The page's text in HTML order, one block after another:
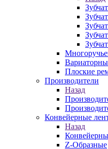
Плоские
Производители
Назад
Конвейерные
Назад
Z-Образные